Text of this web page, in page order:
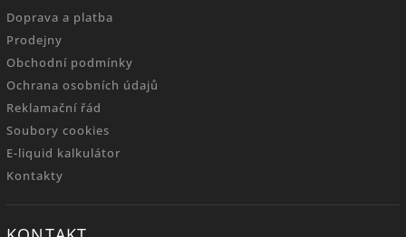
Doprava a platba
Prodejny
Obchodní podmínky
Ochrana osobních údajů
Reklamační řád
Soubory cookies
E-liquid kalkulátor
Kontakty